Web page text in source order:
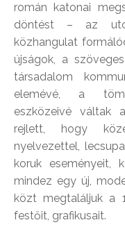
román katonai
döntést – az
közhangulat
újságok, a
társadalom
elemévé, a
eszközeivé váltak
rejlett, hogy
nyelvezettel,
koruk eseményeit,
mindez egy új,
közt megtaláljuk a
festőit, grafikusait.